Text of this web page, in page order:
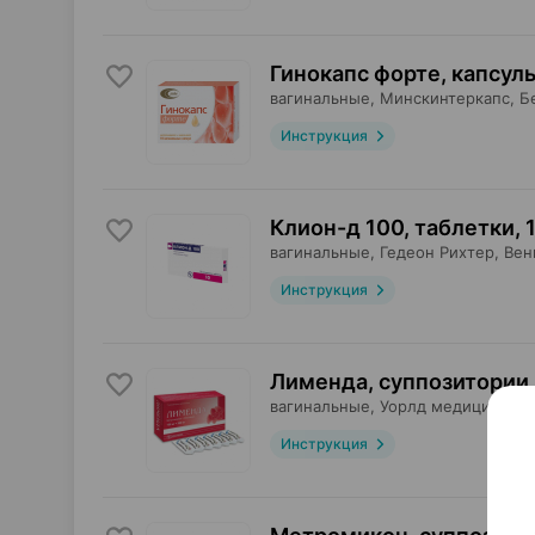
Гинокапс форте,
вагинальные, Минскинтеркапс ,
Инструкция
Клион-д 100, таблетки,
вагинальные, Гедеон Рихтер ,
Инструкция
Лименда, суппозитории,
вагинальные, Уорлд медицин илач
Инструкция